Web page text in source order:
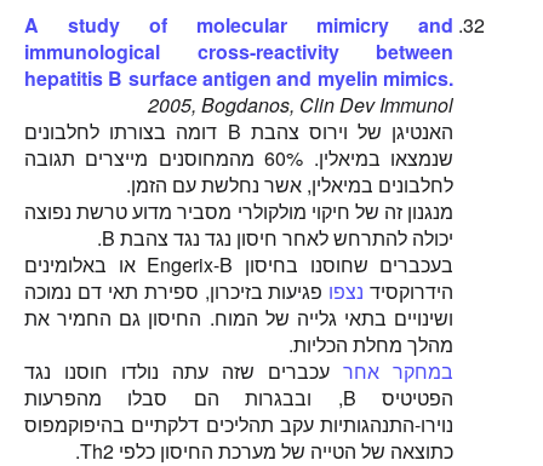
A study of molecular mimicry and
immunological cross-reactivity between
hepatitis B surface antigen and myelin mimics.
2005, Bogdanos, Clin Dev Immunol
האנטיגן של וירוס צהבת B דומה בצורתו לחלבונים
שנמצאו במיאלין. 60% מהמחוסנים מייצרים תגובה
לחלבונים במיאלין, אשר נחלשת עם הזמן.
מנגנון זה של חיקוי מולקולרי מסביר מדוע טרשת נפוצה
יכולה להתרחש לאחר חיסון נגד נגד צהבת B.
בעכברים שחוסנו בחיסון Engerix-B או באלומינים
הידרוקסיד נצפו פגיעות בזיכרון, ספירת תאי דם נמוכה
ושינויים בתאי גלייה של המוח. החיסון גם החמיר את
מהלך מחלת הכליות.
במחקר אחרעכברים שזה עתה נולדו חוסנו נגד
הפטיטיס B, ובבגרות הם סבלו מהפרעות
נוירו-התנהגותיות עקב תהליכים דלקתיים בהיפוקמפוס
כתוצאה של הטייה של מערכת החיסון כלפי Th2.